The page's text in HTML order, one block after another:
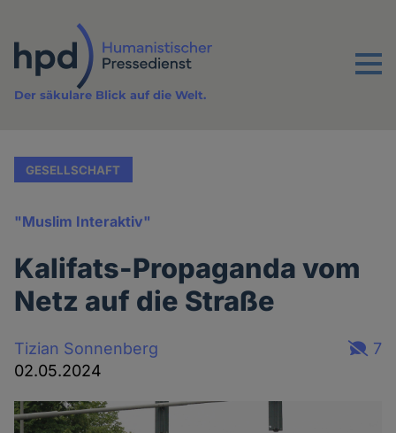
Inhalt
Menu
Der säkulare Blick auf die Welt.
GESELLSCHAFT
"Muslim Interaktiv"
Kalifats-Propaganda vom
Netz auf die Straße
Tizian Sonnenberg
02.05.2024
7